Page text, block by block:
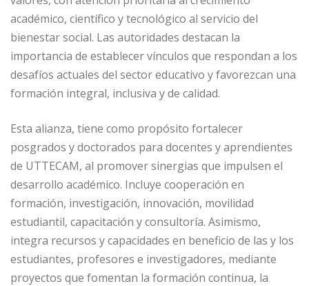
académico, científico y tecnológico al servicio del
bienestar social. Las autoridades destacan la
importancia de establecer vínculos que respondan a los
desafíos actuales del sector educativo y favorezcan una
formación integral, inclusiva y de calidad.
Esta alianza, tiene como propósito fortalecer
posgrados y doctorados para docentes y aprendientes
de UTTECAM, al promover sinergias que impulsen el
desarrollo académico. Incluye cooperación en
formación, investigación, innovación, movilidad
estudiantil, capacitación y consultoría. Asimismo,
integra recursos y capacidades en beneficio de las y los
estudiantes, profesores e investigadores, mediante
proyectos que fomentan la formación continua, la